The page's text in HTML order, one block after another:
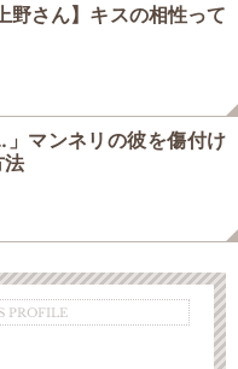
野さん】キスの相性って
」マンネリの彼を傷付け
法
PROFILE